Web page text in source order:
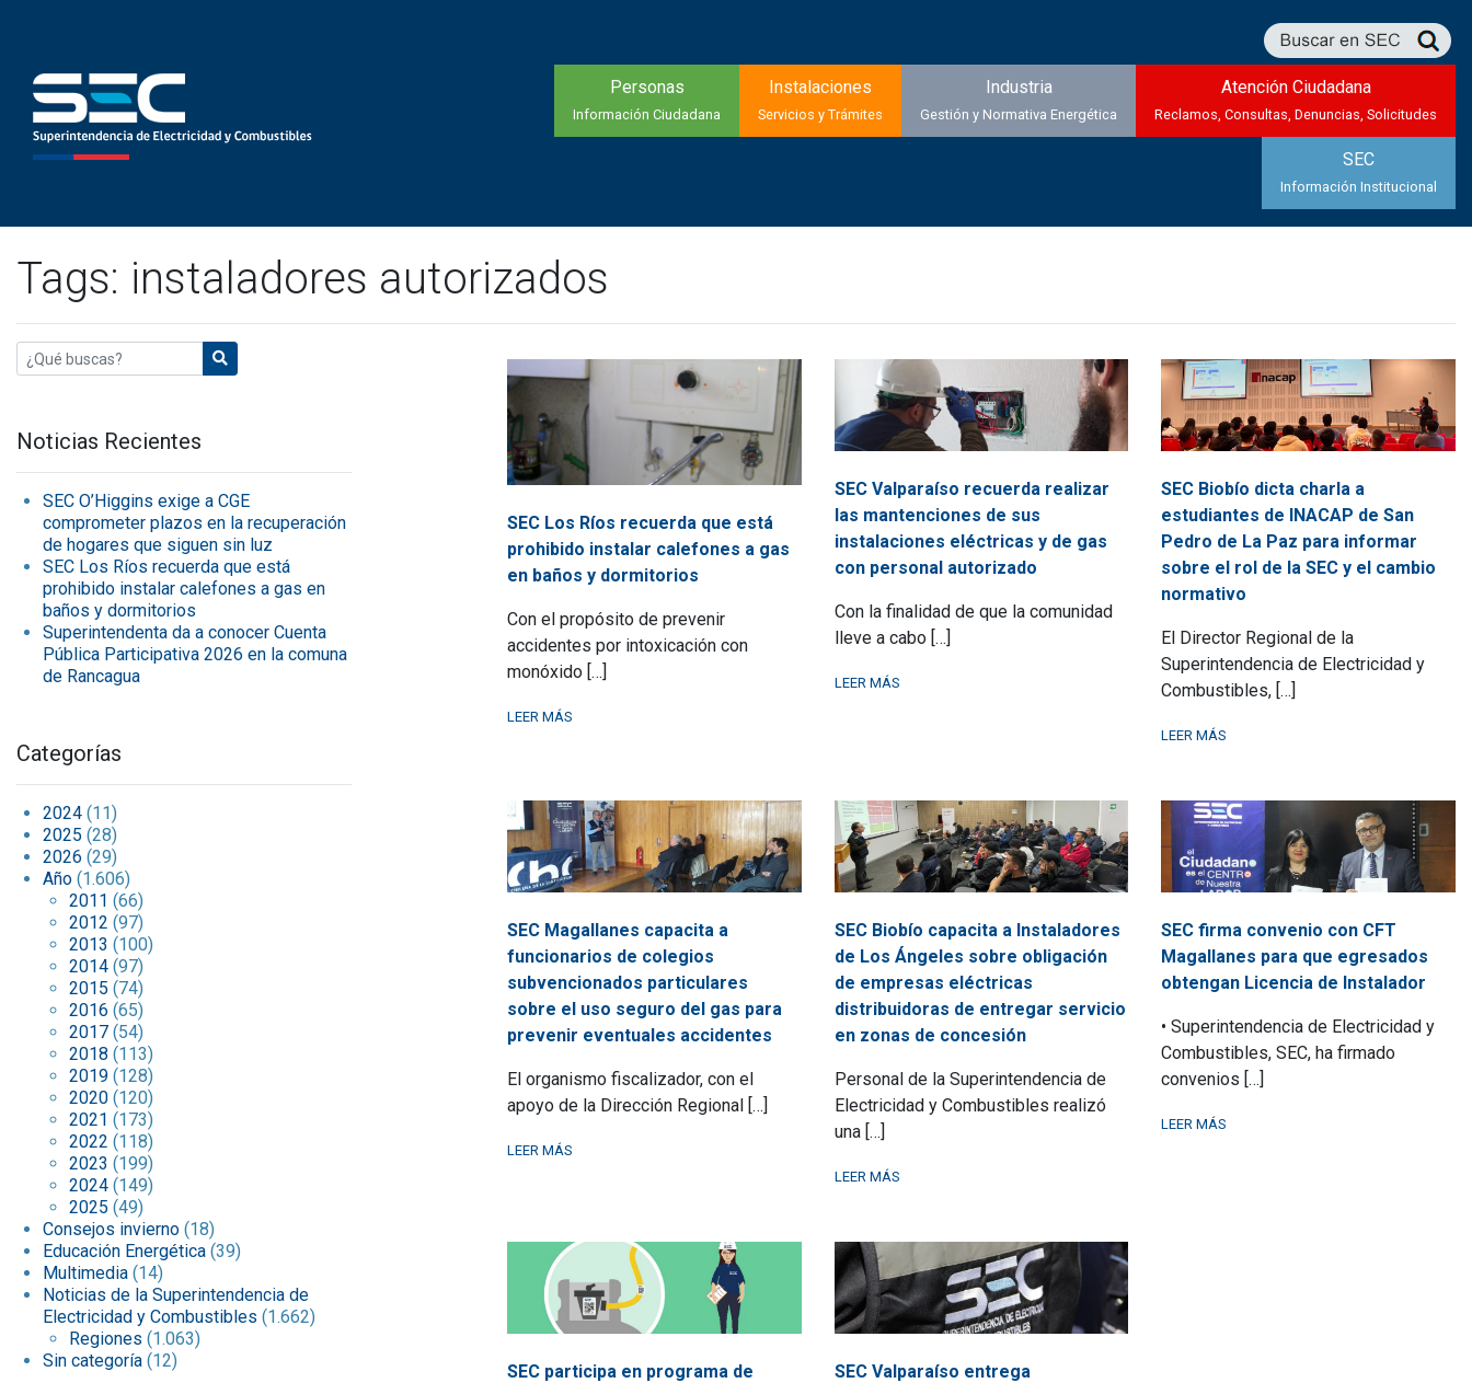
Personas
Información Ciudadana
Instalaciones
Servicios y Trámites
Industria
Gestión y Normativa Energética
Atención Ciudadana
Reclamos, Consultas, Denuncias, Solicitudes
SEC
Información Institucional
Tags: instaladores autorizados
Noticias Recientes
SEC O’Higgins exige a CGE
comprometer plazos en la recuperación
de hogares que siguen sin luz
SEC Los Ríos recuerda que está
prohibido instalar calefones a gas en
baños y dormitorios
Superintendenta da a conocer Cuenta
Pública Participativa 2026 en la comuna
de Rancagua
Categorías
2024 (11)
2025 (28)
2026 (29)
Año (1.606)
2011 (66)
2012 (97)
2013 (100)
2014 (97)
2015 (74)
2016 (65)
2017 (54)
2018 (113)
2019 (128)
2020 (120)
2021 (173)
2022 (118)
2023 (199)
2024 (149)
2025 (49)
Consejos invierno (18)
Educación Energética (39)
Multimedia (14)
Noticias de la Superintendencia de
Electricidad y Combustibles (1.662)
Regiones (1.063)
Sin categoría (12)
SEC Los Ríos recuerda que está
prohibido instalar calefones a gas
en baños y dormitorios
Con el propósito de prevenir
accidentes por intoxicación con
monóxido […]
LEER MÁS
SEC Valparaíso recuerda realizar
las mantenciones de sus
instalaciones eléctricas y de gas
con personal autorizado
Con la finalidad de que la comunidad
lleve a cabo […]
LEER MÁS
SEC Biobío dicta charla a
estudiantes de INACAP de San
Pedro de La Paz para informar
sobre el rol de la SEC y el cambio
normativo
El Director Regional de la
Superintendencia de Electricidad y
Combustibles, […]
LEER MÁS
SEC Magallanes capacita a
funcionarios de colegios
subvencionados particulares
sobre el uso seguro del gas para
prevenir eventuales accidentes
El organismo fiscalizador, con el
apoyo de la Dirección Regional […]
LEER MÁS
SEC Biobío capacita a Instaladores
de Los Ángeles sobre obligación
de empresas eléctricas
distribuidoras de entregar servicio
en zonas de concesión
Personal de la Superintendencia de
Electricidad y Combustibles realizó
una […]
LEER MÁS
SEC firma convenio con CFT
Magallanes para que egresados
obtengan Licencia de Instalador
• Superintendencia de Electricidad y
Combustibles, SEC, ha firmado
convenios […]
LEER MÁS
SEC participa en programa de
SEC Valparaíso entrega